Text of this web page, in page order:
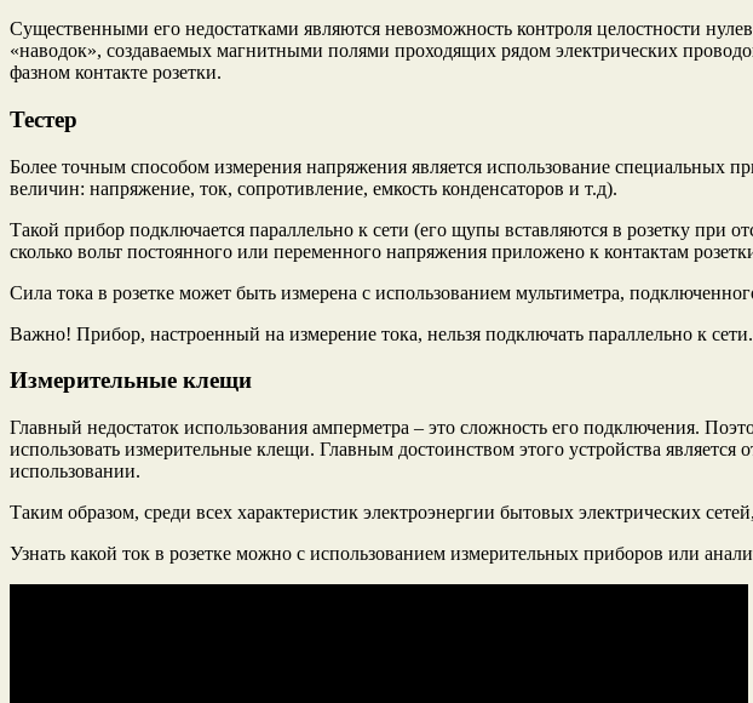
Существенными его недостатками являются невозможность контроля целостности
«наводок», создаваемых магнитными полями проходящих рядом электрических
фазном контакте розетки.
Тестер
Более точным способом измерения напряжения является использование специальных
величин: напряжение, ток, сопротивление, емкость конденсаторов и т.д).
Такой прибор подключается параллельно к сети (его щупы вставляются в розетку
сколько вольт постоянного или переменного напряжения приложено к контактам
Сила тока в розетке может быть измерена с использованием мультиметра,
Важно! Прибор, настроенный на измерение тока, нельзя подключать параллельно к
Измерительные клещи
Главный недостаток использования амперметра – это сложность его подключения.
использовать измерительные клещи. Главным достоинством этого устройства
использовании.
Таким образом, среди всех характеристик электроэнергии бытовых электрических
Узнать какой ток в розетке можно с использованием измерительных приборов или